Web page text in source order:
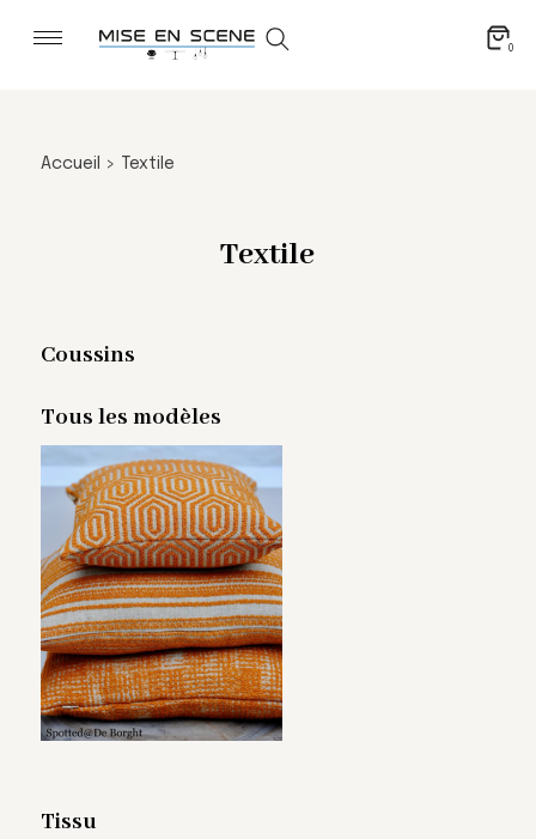
0
Accueil > Textile
Textile
Coussins
Tous les modèles
Tissu